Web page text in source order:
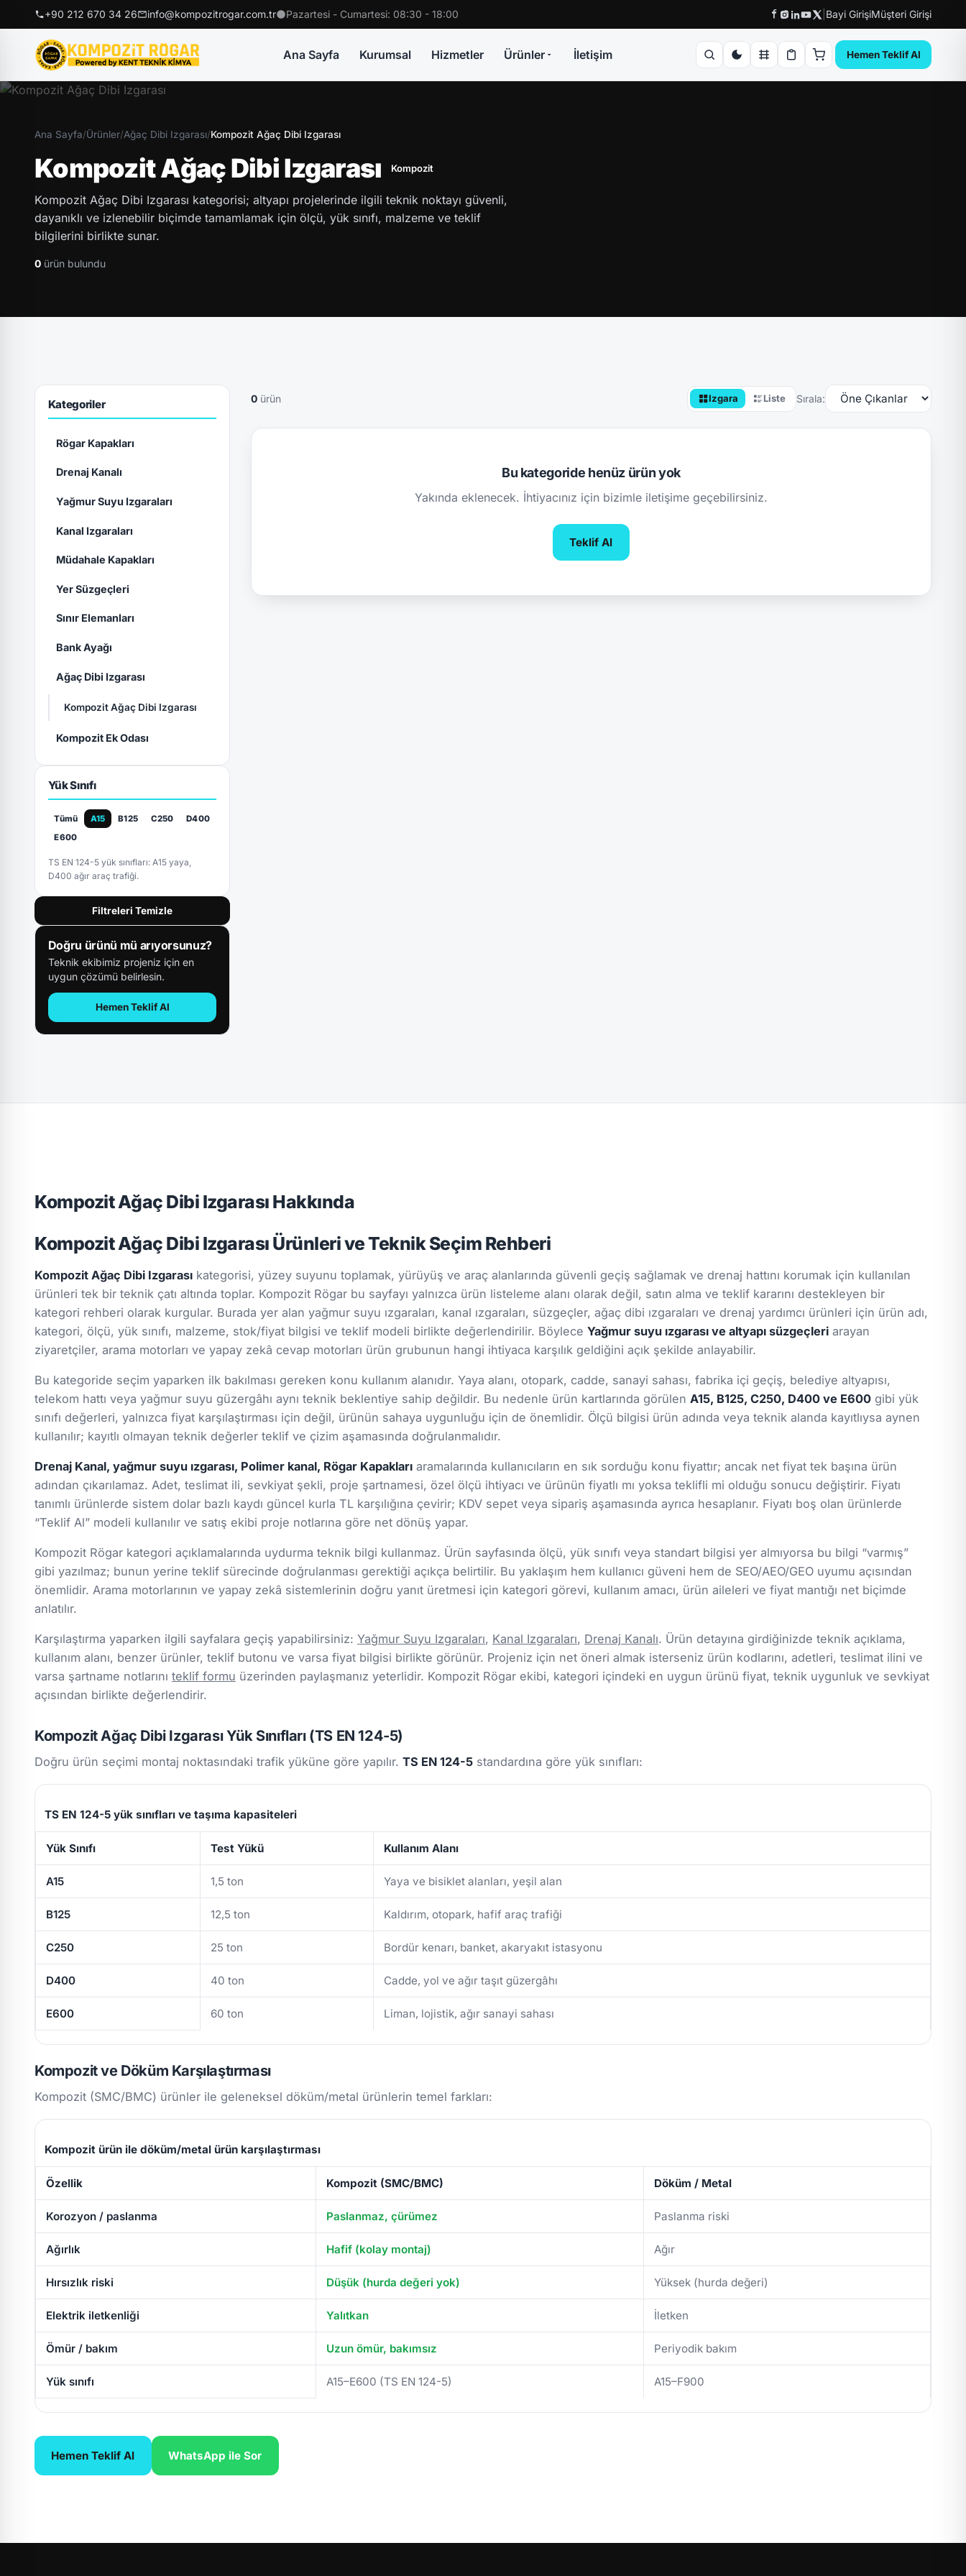
+90 212 670 34 26 info@kompozitrogar.com.tr Pazartesi - Cumartesi: 08:30 - 18:00 Bayi GirişiMüşteri Girişi
Ana Sayfa Kurumsal Hizmetler Ürünler İletişim Hemen Teklif Al
Ana Sayfa/Ürünler/Ağaç Dibi Izgarası/Kompozit Ağaç Dibi Izgarası
Kompozit Ağaç Dibi Izgarası Kompozit
Kompozit Ağaç Dibi Izgarası kategorisi; altyapı projelerinde ilgili teknik noktayı güvenli,
dayanıklı ve izlenebilir biçimde tamamlamak için ölçü, yük sınıfı, malzeme ve teklif
bilgilerini birlikte sunar.
0 ürün bulundu
Kategoriler
Rögar Kapakları
Drenaj Kanalı
Yağmur Suyu Izgaraları
Kanal Izgaraları
Müdahale Kapakları
Yer Süzgeçleri
Sınır Elemanları
Bank Ayağı
Ağaç Dibi Izgarası
Kompozit Ağaç Dibi Izgarası
Kompozit Ek Odası
Yük Sınıfı
Tümü A15 B125 C250
D400
E600
TS EN 124-5 yük sınıfları: A15 yaya,
D400 ağır araç trafiği.
Filtreleri Temizle
Doğru ürünü mü arıyorsunuz?
Teknik ekibimiz projeniz için en
uygun çözümü belirlesin.
Hemen Teklif Al
0ürün Izgara Liste Sırala:
Bu kategoride henüz ürün yok
Yakında eklenecek. İhtiyacınız için bizimle iletişime geçebilirsiniz.
Teklif Al
Kompozit Ağaç Dibi Izgarası Hakkında
Kompozit Ağaç Dibi Izgarası Ürünleri ve Teknik Seçim Rehberi
Kompozit Ağaç Dibi Izgarası kategorisi, yüzey suyunu toplamak, yürüyüş ve araç alanlarında güvenli geçiş sağlamak ve drenaj hattını korumak için kullanılan
ürünleri tek bir teknik çatı altında toplar. Kompozit Rögar bu sayfayı yalnızca ürün listeleme alanı olarak değil, satın alma ve teklif kararını destekleyen bir
kategori rehberi olarak kurgular. Burada yer alan yağmur suyu ızgaraları, kanal ızgaraları, süzgeçler, ağaç dibi ızgaraları ve drenaj yardımcı ürünleri için ürün adı,
kategori, ölçü, yük sınıfı, malzeme, stok/fiyat bilgisi ve teklif modeli birlikte değerlendirilir. Böylece Yağmur suyu ızgarası ve altyapı süzgeçleri arayan
ziyaretçiler, arama motorları ve yapay zekâ cevap motorları ürün grubunun hangi ihtiyaca karşılık geldiğini açık şekilde anlayabilir.
Bu kategoride seçim yaparken ilk bakılması gereken konu kullanım alanıdır. Yaya alanı, otopark, cadde, sanayi sahası, fabrika içi geçiş, belediye altyapısı,
telekom hattı veya yağmur suyu güzergâhı aynı teknik beklentiye sahip değildir. Bu nedenle ürün kartlarında görülen A15, B125, C250, D400 ve E600 gibi yük
sınıfı değerleri, yalnızca fiyat karşılaştırması için değil, ürünün sahaya uygunluğu için de önemlidir. Ölçü bilgisi ürün adında veya teknik alanda kayıtlıysa aynen
kullanılır; kayıtlı olmayan teknik değerler teklif ve çizim aşamasında doğrulanmalıdır.
Drenaj Kanal, yağmur suyu ızgarası, Polimer kanal, Rögar Kapakları aramalarında kullanıcıların en sık sorduğu konu fiyattır; ancak net fiyat tek başına ürün
adından çıkarılamaz. Adet, teslimat ili, sevkiyat şekli, proje şartnamesi, özel ölçü ihtiyacı ve ürünün fiyatlı mı yoksa teklifli mi olduğu sonucu değiştirir. Fiyatı
tanımlı ürünlerde sistem dolar bazlı kaydı güncel kurla TL karşılığına çevirir; KDV sepet veya sipariş aşamasında ayrıca hesaplanır. Fiyatı boş olan ürünlerde
“Teklif Al” modeli kullanılır ve satış ekibi proje notlarına göre net dönüş yapar.
Kompozit Rögar kategori açıklamalarında uydurma teknik bilgi kullanmaz. Ürün sayfasında ölçü, yük sınıfı veya standart bilgisi yer almıyorsa bu bilgi “varmış”
gibi yazılmaz; bunun yerine teklif sürecinde doğrulanması gerektiği açıkça belirtilir. Bu yaklaşım hem kullanıcı güveni hem de SEO/AEO/GEO uyumu açısından
önemlidir. Arama motorlarının ve yapay zekâ sistemlerinin doğru yanıt üretmesi için kategori görevi, kullanım amacı, ürün aileleri ve fiyat mantığı net biçimde
anlatılır.
Karşılaştırma yaparken ilgili sayfalara geçiş yapabilirsiniz: Yağmur Suyu Izgaraları, Kanal Izgaraları, Drenaj Kanalı. Ürün detayına girdiğinizde teknik açıklama,
kullanım alanı, benzer ürünler, teklif butonu ve varsa fiyat bilgisi birlikte görünür. Projeniz için net öneri almak isterseniz ürün kodlarını, adetleri, teslimat ilini ve
varsa şartname notlarını teklif formu üzerinden paylaşmanız yeterlidir. Kompozit Rögar ekibi, kategori içindeki en uygun ürünü fiyat, teknik uygunluk ve sevkiyat
açısından birlikte değerlendirir.
Kompozit Ağaç Dibi Izgarası Yük Sınıfları (TS EN 124-5)
Doğru ürün seçimi montaj noktasındaki trafik yüküne göre yapılır. TS EN 124-5 standardına göre yük sınıfları:
TS EN 124-5 yük sınıfları ve taşıma kapasiteleri
Yük Sınıfı Test Yükü Kullanım Alanı
A15 1,5 ton Yaya ve bisiklet alanları, yeşil alan
B125 12,5 ton Kaldırım, otopark, hafif araç trafiği
C250 25 ton Bordür kenarı, banket, akaryakıt istasyonu
D400 40 ton Cadde, yol ve ağır taşıt güzergâhı
E600 60 ton Liman, lojistik, ağır sanayi sahası
Kompozit ve Döküm Karşılaştırması
Kompozit (SMC/BMC) ürünler ile geleneksel döküm/metal ürünlerin temel farkları:
Kompozit ürün ile döküm/metal ürün karşılaştırması
Özellik Kompozit (SMC/BMC) Döküm / Metal
Korozyon / paslanma Paslanmaz, çürümez Paslanma riski
Ağırlık Hafif (kolay montaj) Ağır
Hırsızlık riski Düşük (hurda değeri yok) Yüksek (hurda değeri)
Elektrik iletkenliği Yalıtkan İletken
Ömür / bakım Uzun ömür, bakımsız Periyodik bakım
Yük sınıfı A15–E600 (TS EN 124-5) A15–F900
Hemen Teklif Al WhatsApp ile Sor